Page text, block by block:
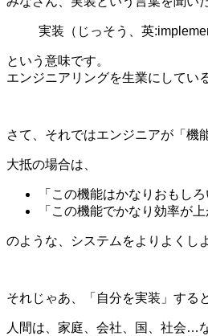
実装（じっそう、英
という意味です。
エンジニアリングを生業にしてい
さて、それではエンジニアが「機
大抵の場合は、
「この機能はかなりおもしろ
「この機能でかなり効率が上
のような、システムをよりよくし
それじゃあ、「自分を実装」する
人間は、家庭、会社、国、社会…